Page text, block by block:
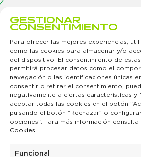
GESTIONAR
CONSENTIMIENTO
Para ofrecer las mejores experiencias,
como las cookies para almacenar y/o
del dispositivo. El consentimiento de
permitirá procesar datos como el
navegación o las identificaciones únicas
consentir o retirar el consentimiento,
negativamente a ciertas características y
aceptar todas las cookies en el botón
pulsando el botón “Rechazar” o
opciones". Para más información consulta
Cookies
Funcional
Alejandro
Valverde,
170
Murcia
+34 968 24
MADRID
Lumière, 10
Polígono
Industrial
«San Marcos
ÁREAS DE
Juego y ocio
Hoteles y
restauración
Tecnología e
PARTNER
nuestro
partner?
TRABAJA